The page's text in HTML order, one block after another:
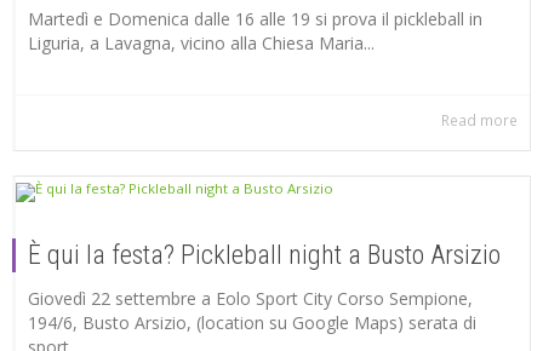
Martedì e Domenica dalle 16 alle 19 si prova il pickleball in
Liguria, a Lavagna, vicino alla Chiesa Maria...
Read more
È qui la festa? Pickleball night a Busto Arsizio
Giovedì 22 settembre a Eolo Sport City Corso Sempione,
194/6, Busto Arsizio, (location su Google Maps) serata di